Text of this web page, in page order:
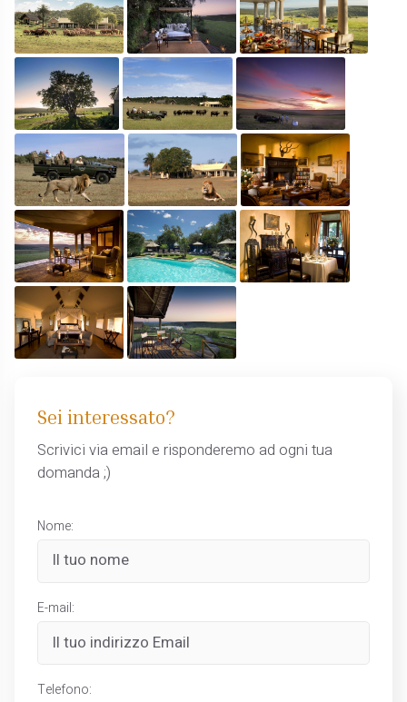
Sei interessato?
Scrivici via email e risponderemo ad ogni tua
domanda ;)
Nome:
E-mail:
Telefono: